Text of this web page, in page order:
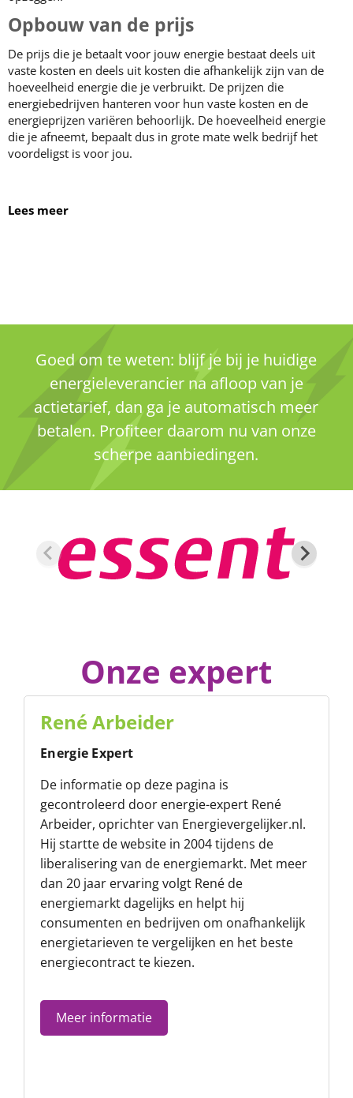
Opbouw van de prijs
De prijs die je betaalt voor jouw energie bestaat deels uit
vaste kosten en deels uit kosten die afhankelijk zijn van de
hoeveelheid energie die je verbruikt. De prijzen die
energiebedrijven hanteren voor hun vaste kosten en de
energieprijzen variëren behoorlijk. De hoeveelheid energie
die je afneemt, bepaalt dus in grote mate welk bedrijf het
voordeligst is voor jou.
Lees meer
Goed om te weten: blijf je bij je huidige
energieleverancier na afloop van je
actietarief, dan ga je automatisch meer
betalen. Profiteer daarom nu van onze
scherpe aanbiedingen.
Onze expert
René Arbeider
Energie Expert
De informatie op deze pagina is
gecontroleerd door energie-expert René
Arbeider, oprichter van Energievergelijker.nl.
Hij startte de website in 2004 tijdens de
liberalisering van de energiemarkt. Met meer
dan 20 jaar ervaring volgt René de
energiemarkt dagelijks en helpt hij
consumenten en bedrijven om onafhankelijk
energietarieven te vergelijken en het beste
energiecontract te kiezen.
Meer informatie